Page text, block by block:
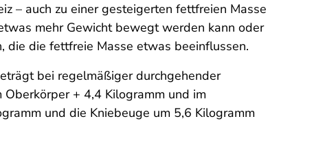
– auch zu einer gesteigerten fettfreien Masse
mehr Gewicht bewegt werden kann oder
die die fettfreie Masse etwas beeinflussen.
bei regelmäßiger durchgehender
+ 4,4 Kilogramm und im
und die Kniebeuge um 5,6 Kilogramm